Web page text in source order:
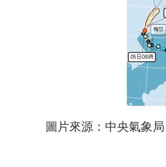
圖片來源：中央氣象局